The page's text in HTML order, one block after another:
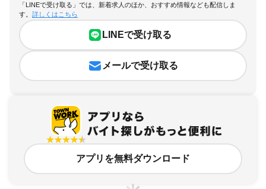
「LINEで受け取る」では、新着求人のほか、おすすめ情報なども配信しま
す。 詳しくはこちら
LINEで受け取る
メールで受け取る
アプリを無料ダウンロード